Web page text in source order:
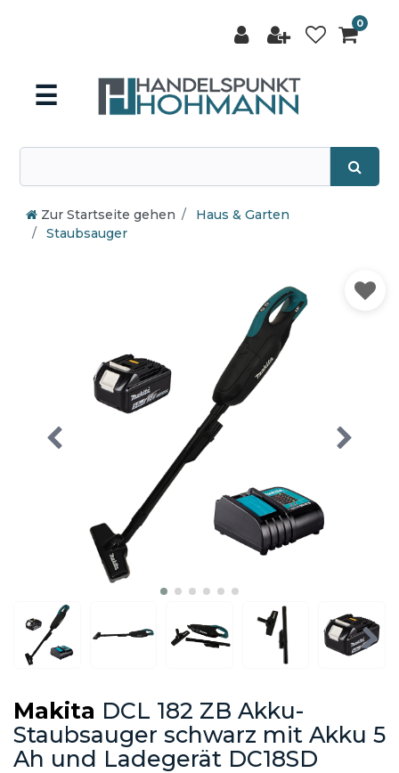
0
☰
Zur Startseite gehen
Haus & Garten
Staubsauger
Makita DCL 182 ZB Akku-
Staubsauger schwarz mit Akku 5
Ah und Ladegerät DC18SD